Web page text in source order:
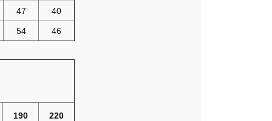
47 40
54 46
190 220